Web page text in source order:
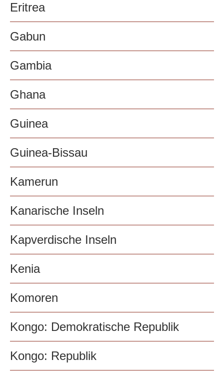
Eritrea
Gabun
Gambia
Ghana
Guinea
Guinea-Bissau
Kamerun
Kanarische Inseln
Kapverdische Inseln
Kenia
Komoren
Kongo: Demokratische Republik
Kongo: Republik